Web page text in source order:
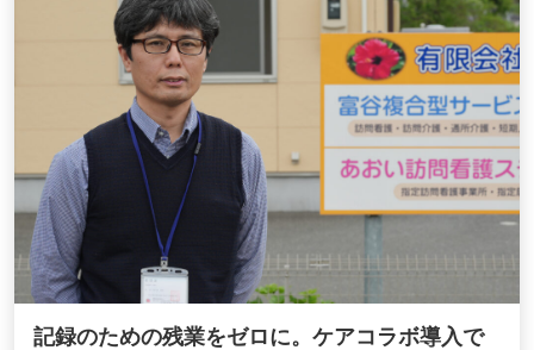
記録のための残業をゼロに。ケアコラボ導入で